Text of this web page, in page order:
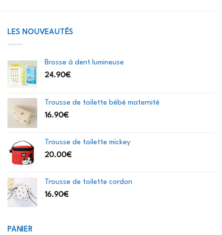
LES NOUVEAUTÉS
Brosse à dent lumineuse
24.90€
Trousse de toilette bébé maternité
16.90€
Trousse de toilette mickey
20.00€
Trousse de toilette cordon
16.90€
PANIER